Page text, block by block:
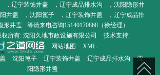
， 辽宁装饰井盖 ， 辽宁成品排水沟 ， 沈阳隐形井
井盖 ， 沈阳篦子 ， 辽宁装饰井盖 ， 辽宁成品排
形井盖
等请来电咨询15140170868（徐经理）
权所有: 沈阳久地市政设施有限公司
技术支持:
网站地图
XML
沈阳篦子 辽宁装饰井盖 辽宁成品排水沟
沈
阳隐形井盖